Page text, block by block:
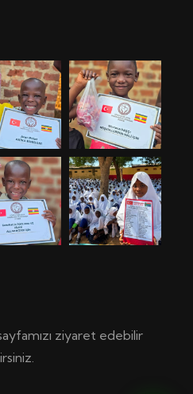
ziyaret edebilir